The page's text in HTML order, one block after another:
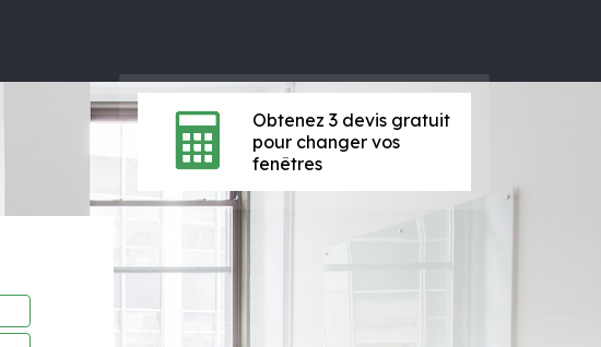
Obtenez 3 devis gratuit
pour changer vos
fenêtres